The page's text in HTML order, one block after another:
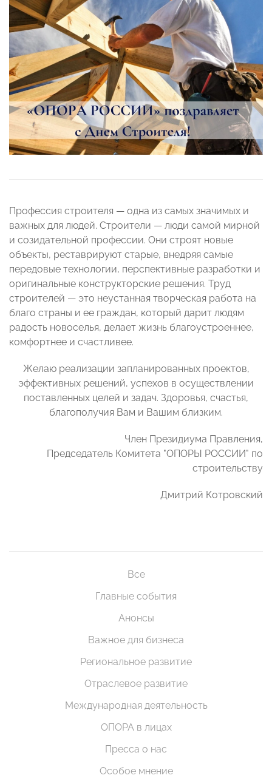
Профессия строителя — одна из самых значимых и
важных для людей. Строители — люди самой мирной
и созидательной профессии. Они строят новые
объекты, реставрируют старые, внедряя самые
передовые технологии, перспективные разработки и
оригинальные конструкторские решения. Труд
строителей — это неустанная творческая работа на
благо страны и ее граждан, который дарит людям
радость новоселья, делает жизнь благоустроеннее,
комфортнее и счастливее.
Желаю реализации запланированных проектов,
эффективных решений, успехов в осуществлении
поставленных целей и задач. Здоровья, счастья,
благополучия Вам и Вашим близким.
Член Президиума Правления,
Председатель Комитета "ОПОРЫ РОССИИ" по
строительству
Дмитрий Котровский
Все
Главные события
Анонсы
Важное для бизнеса
Региональное развитие
Отраслевое развитие
Международная деятельность
ОПОРА в лицах
Пресса о нас
Особое мнение